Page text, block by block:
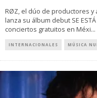
RØZ, el dúo de productores
lanza su álbum debut SE
conciertos gratuitos en Méxi...
INTERNACIONALES MÚSICA